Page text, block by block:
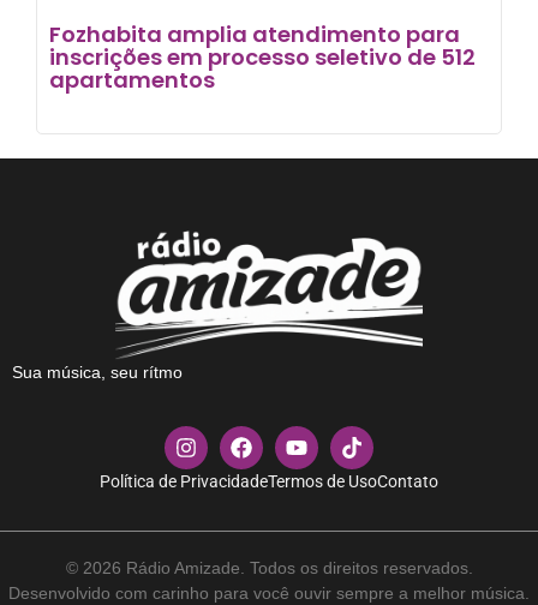
Fozhabita amplia atendimento para
inscrições em processo seletivo de 512
apartamentos
Sua música, seu rítmo
Política de PrivacidadeTermos de UsoContato
© 2026 Rádio Amizade. Todos os direitos reservados.
Desenvolvido com carinho para você ouvir sempre a melhor música.